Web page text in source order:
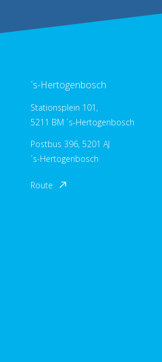
´s-Hertogenbosch
Stationsplein 101,
5211 BM ´s-Hertogenbosch
Postbus 396, 5201 AJ
´s-Hertogenbosch
Route